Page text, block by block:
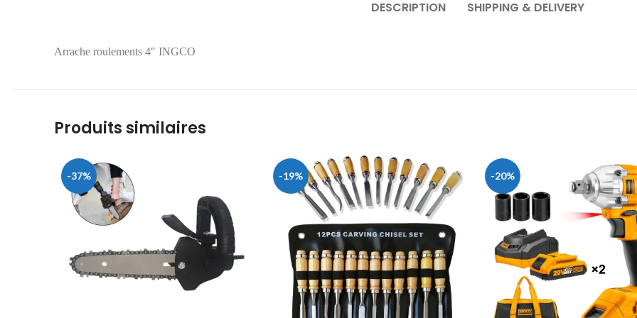
DESCRIPTION SHIPPING & DELIVERY
Arrache roulements 4″ INGCO
Produits similaires
-37% -19% -20%